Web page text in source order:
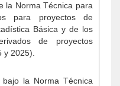
la Norma Técnica para
para proyectos de
Básica y de los
de proyectos
2025).
bajo la Norma Técnica